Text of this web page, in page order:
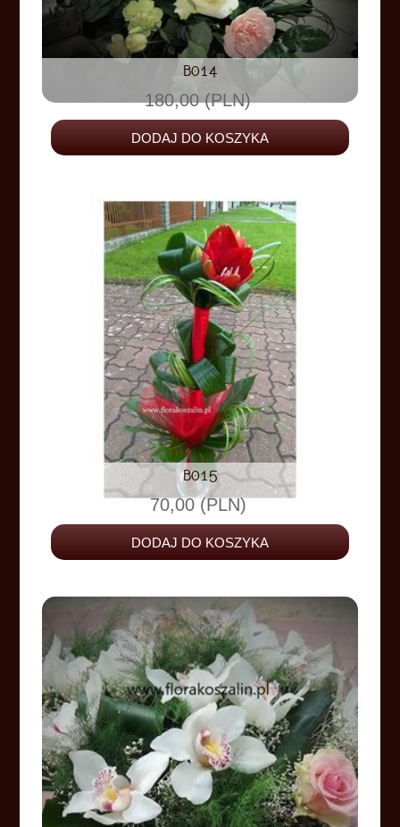
B014
180,00 (PLN)
B015
70,00 (PLN)